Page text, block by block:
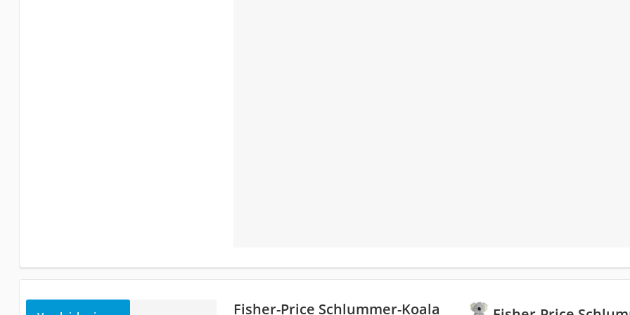
Fisher-Price Schlummer-Koala